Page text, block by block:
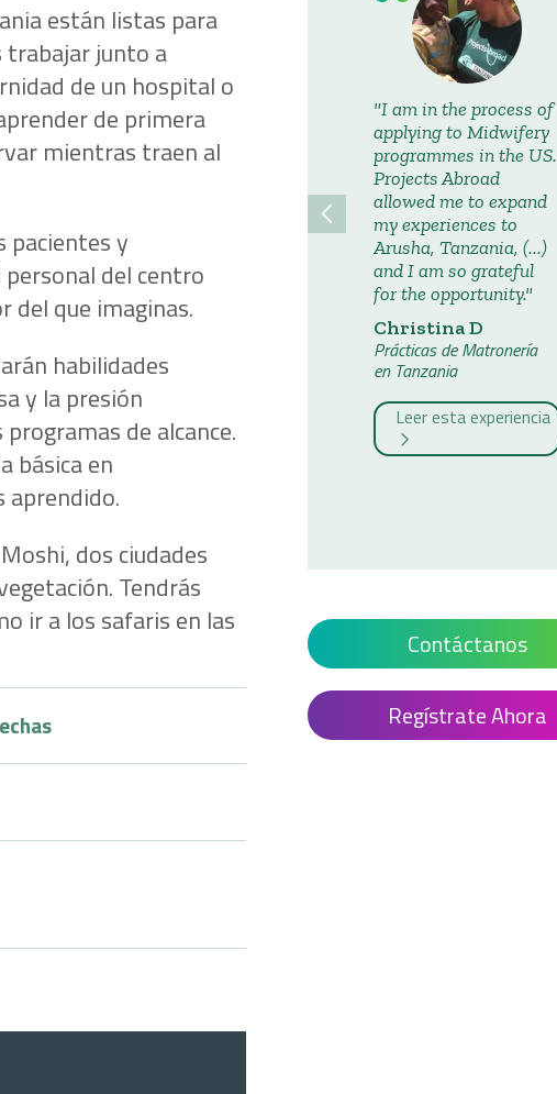
están listas para
trabajar junto a
de un hospital o
de primera
mientras traen al
pacientes y
del centro
del que imaginas.
habilidades
y la presión
de alcance.
básica en
aprendido.
dos ciudades
Tendrás
ir a los safaris en las
I am in the process of
applying to Midwifery
programmes in the US.
Projects Abroad
allowed me to expand
my experiences to
Arusha, Tanzania, (...)
and I am so grateful
for the opportunity.
Christina D
Prácticas de Matronería
en Tanzania
Leer esta experiencia
Contáctanos
Regístrate Ahora